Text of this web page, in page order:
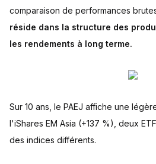
comparaison de performances
réside dans la structure des
les rendements à long terme.
Sur 10 ans, le PAEJ affiche une
l'iShares EM Asia (+137 %), deux
des indices différents.